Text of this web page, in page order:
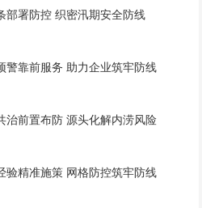
部署防控 织密汛期安全防线
警靠前服务 助力企业筑牢防线
治前置布防 源头化解内涝风险
验精准施策 网格防控筑牢防线